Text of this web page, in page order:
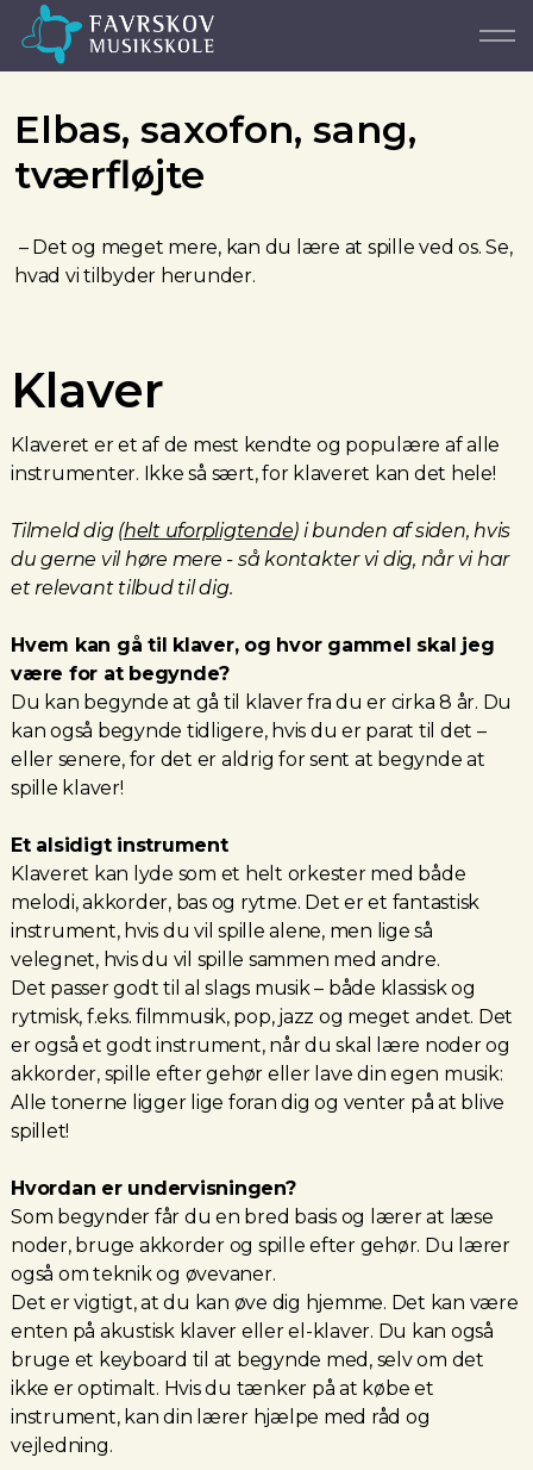
Elbas, saxofon, sang,
tværfløjte
– Det og meget mere, kan du lære at spille ved os. Se,
hvad vi tilbyder herunder.
Klaver
Klaveret er et af de mest kendte og populære af alle
instrumenter. Ikke så sært, for klaveret kan det hele!
Tilmeld dig (helt uforpligtende) i bunden af siden, hvis
du gerne vil høre mere - så kontakter vi dig, når vi har
et relevant tilbud til dig.
Hvem kan gå til klaver, og hvor gammel skal jeg
være for at begynde?
Du kan begynde at gå til klaver fra du er cirka 8 år. Du
kan også begynde tidligere, hvis du er parat til det –
eller senere, for det er aldrig for sent at begynde at
spille klaver!
Et alsidigt instrument
Klaveret kan lyde som et helt orkester med både
melodi, akkorder, bas og rytme. Det er et fantastisk
instrument, hvis du vil spille alene, men lige så
velegnet, hvis du vil spille sammen med andre.
Det passer godt til al slags musik – både klassisk og
rytmisk, f.eks. filmmusik, pop, jazz og meget andet. Det
er også et godt instrument, når du skal lære noder og
akkorder, spille efter gehør eller lave din egen musik:
Alle tonerne ligger lige foran dig og venter på at blive
spillet!
Hvordan er undervisningen?
Som begynder får du en bred basis og lærer at læse
noder, bruge akkorder og spille efter gehør. Du lærer
også om teknik og øvevaner.
Det er vigtigt, at du kan øve dig hjemme. Det kan være
enten på akustisk klaver eller el-klaver. Du kan også
bruge et keyboard til at begynde med, selv om det
ikke er optimalt. Hvis du tænker på at købe et
instrument, kan din lærer hjælpe med råd og
vejledning.